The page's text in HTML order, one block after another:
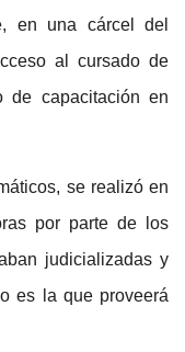
en una cárcel del
al cursado de
de capacitación en
se realizó en
por parte de los
judicializadas y
es la que proveerá